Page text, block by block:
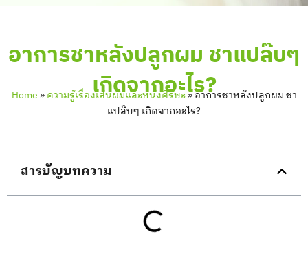
อาการชาหลังปลูกผม ชาแปล๊บๆ
เกิดจากอะไร?
Home»ความรู้เรื่องเส้นผมและหนังศีรษะ»อาการชาหลังปลูกผม ชา
แปล๊บๆ เกิดจากอะไร?
สารบัญบทความ